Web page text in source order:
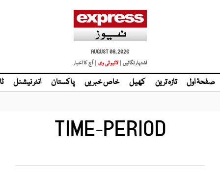
AUGUST 08, 2026
اشتہار لگائیں | لائیو ٹی وی | آج کا اخبار
صفحۂ اول تازہ ترین کھیل خاص خبریں پاکستان انٹر نیشنل
TIME-PERIOD